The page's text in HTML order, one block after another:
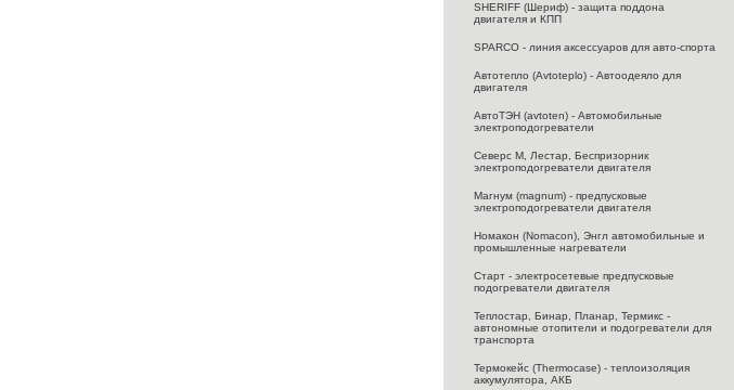
SHERIFF (Шериф) - защита поддона
двигателя и КПП
SPARCO - линия аксессуаров для авто-спорта
Автотепло (Avtoteplo) - Автоодеяло для
двигателя
АвтоТЭН (avtoten) - Автомобильные
электроподогреватели
Северс M, Лестар, Беспризорник
электроподогреватели двигателя
Магнум (magnum) - предпусковые
электроподогреватели двигателя
Номакон (Nomacon), Энгл автомобильные и
промышленные нагреватели
Старт - электросетевые предпусковые
подогреватели двигателя
Теплостар, Бинар, Планар, Термикс -
автономные отопители и подогреватели для
транспорта
Термокейс (Thermocase) - теплоизоляция
аккумулятора, АКБ